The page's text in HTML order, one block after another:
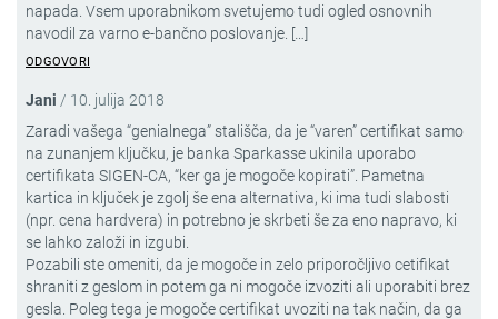
napada. Vsem uporabnikom svetujemo tudi ogled osnovnih
navodil za varno e-bančno poslovanje. […]
ODGOVORI
Jani / 10. julija 2018
Zaradi vašega “genialnega” stališča, da je “varen” certifikat samo
na zunanjem ključku, je banka Sparkasse ukinila uporabo
certifikata SIGEN-CA, “ker ga je mogoče kopirati”. Pametna
kartica in ključek je zgolj še ena alternativa, ki ima tudi slabosti
(npr. cena hardvera) in potrebno je skrbeti še za eno napravo, ki
se lahko založi in izgubi.
Pozabili ste omeniti, da je mogoče in zelo priporočljivo cetifikat
shraniti z geslom in potem ga ni mogoče izvoziti ali uporabiti brez
gesla. Poleg tega je mogoče certifikat uvoziti na tak način, da ga